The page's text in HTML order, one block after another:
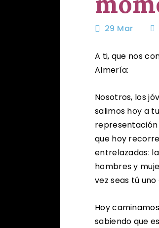
29 Mar
A ti, que nos
Almería:
Nosotros, los
salimos hoy a
representación
que hoy
entrelazadas:
hombres y
vez seas tú uno
Hoy
sabiendo que